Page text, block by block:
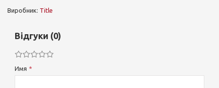
Виробник: Title
Відгуки (0)
Имя